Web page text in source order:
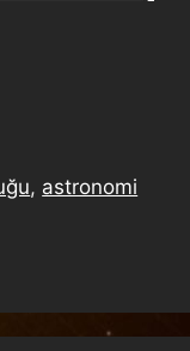
, astronomi